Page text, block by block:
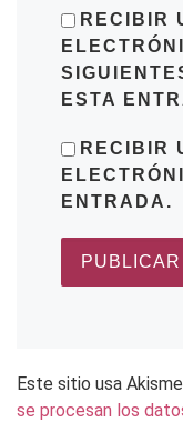
RECIBIR
ESTA
RECIBIR
ENTRADA.
Este sitio usa
se procesan los